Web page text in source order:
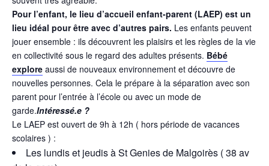
Pour l’enfant, le lieu d’accueil enfant-parent (LAEP) est un
lieu idéal pour être avec d’autres pairs. Les enfants peuvent
jouer ensemble : ils découvrent les plaisirs et les règles de la vie
en collectivité sous le regard des adultes présents. Bébé
explore aussi de nouveaux environnement et découvre de
nouvelles personnes. Cela le prépare à la séparation avec son
parent pour l’entrée à l’école ou avec un mode de
garde.Intéressé.e ?
Le LAEP est ouvert de 9h à 12h ( hors période de vacances
scolaires ) :
Les lundis et jeudis à St Genies de Malgoirès ( 38 av